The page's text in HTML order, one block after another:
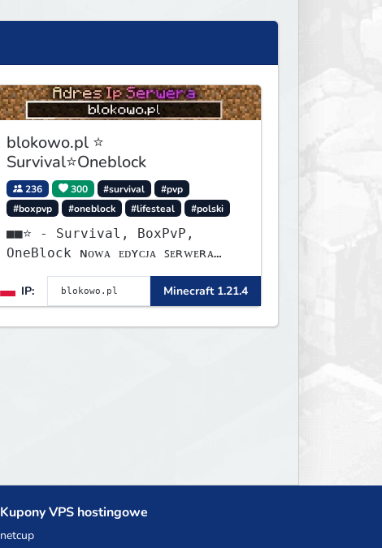
blokowo.pl ⭐
Survival⭐Oneblock
236 300 #survival
#pvp
#boxpvp
#oneblock #lifesteal #polski
■■⭐ - Survival, BoxPvP,
OneBlock ɴᴏᴡᴀ ᴇᴅʏᴄᴊᴀ ꜱᴇʀᴡᴇʀᴀ
IP:
Minecraft 1.21.4
Kupony VPS hostingowe
netcup